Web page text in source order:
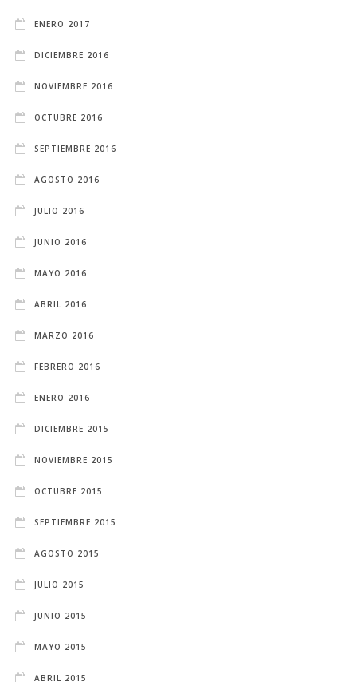
ENERO 2017
DICIEMBRE 2016
NOVIEMBRE 2016
OCTUBRE 2016
SEPTIEMBRE 2016
AGOSTO 2016
JULIO 2016
JUNIO 2016
MAYO 2016
ABRIL 2016
MARZO 2016
FEBRERO 2016
ENERO 2016
DICIEMBRE 2015
NOVIEMBRE 2015
OCTUBRE 2015
SEPTIEMBRE 2015
AGOSTO 2015
JULIO 2015
JUNIO 2015
MAYO 2015
ABRIL 2015